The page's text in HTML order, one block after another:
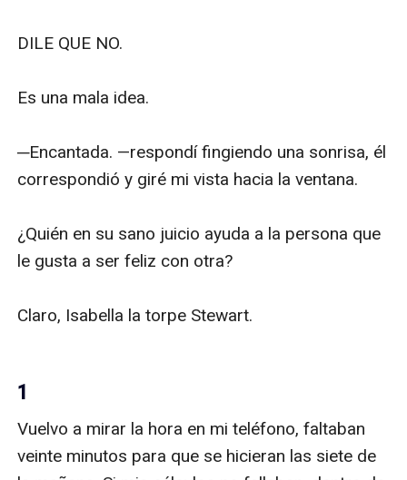
DILE QUE NO.
Es una mala idea.
─Encantada. —respondí fingiendo una sonrisa, él
correspondió y giré mi vista hacia la ventana.
¿Quién en su sano juicio ayuda a la persona que
le gusta a ser feliz con otra?
Claro, Isabella la torpe Stewart.
1
Vuelvo a mirar la hora en mi teléfono, faltaban
veinte minutos para que se hicieran las siete de